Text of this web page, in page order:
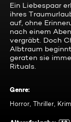
Ein Liebespaar
ihres
auf, ohne
nach einem
vergräbt. Doch
Albtraum
geraten sie
Rituals.
Genre:
Horror, Thriller,